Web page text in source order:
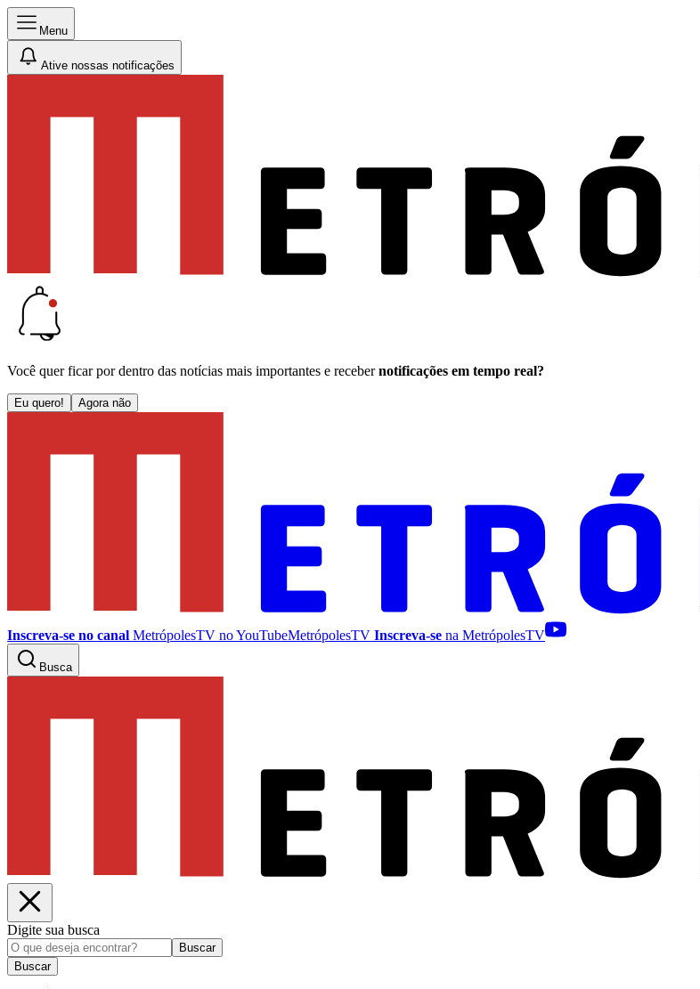
Menu
Ative nossas notificações
Você quer ficar por dentro das notícias mais importantes e receber notificações em tempo real?
Eu quero! Agora não
Inscreva-se no canal MetrópolesTV noYouTubeMetrópolesTV Inscreva-se na MetrópolesTV
Busca
Digite sua busca
Buscar
Buscar